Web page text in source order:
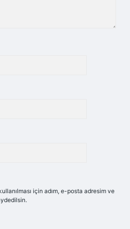
için adım, e-posta adresim ve